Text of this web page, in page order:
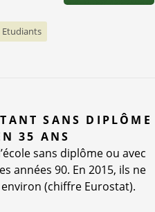
Etudiants
SANS DIPLÔME
35 ANS
sans diplôme ou avec
années 90. En 2015, ils ne
(chiffre Eurostat).